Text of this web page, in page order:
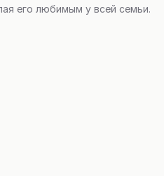
его любимым у всей семьи.